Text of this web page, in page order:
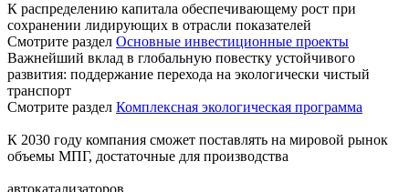
К распределению капитала обеспечивающему рост при
сохранении лидирующих в отрасли показателей
Смотрите раздел Основные инвестиционные проекты
Важнейший вклад в глобальную повестку устойчивого
развития: поддержание перехода на экологически чистый
транспорт
Смотрите раздел Комплексная экологическая программа
К 2030 году компания сможет поставлять на мировой рынок
объемы МПГ, достаточные для производства
автокатализаторов